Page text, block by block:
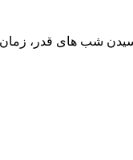
به فرا رسیدن شب های